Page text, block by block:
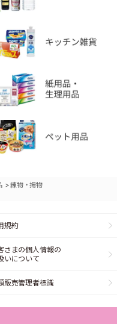
>練物・揚物
規約
さまの個人情報の
いについて
販売管理者標識